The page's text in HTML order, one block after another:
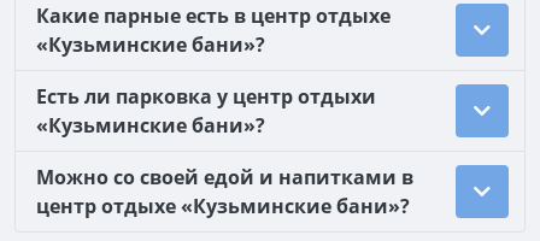
Какие парные есть в центр отдыхе
«Кузьминские бани»?
Есть ли парковка у центр отдыхи
«Кузьминские бани»?
Можно со своей едой и напитками в
центр отдыхе «Кузьминские бани»?